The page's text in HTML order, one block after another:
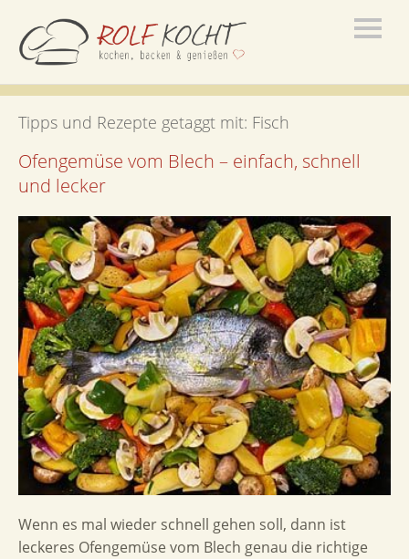
Tipps und Rezepte getaggt mit: Fisch
Ofengemüse vom Blech – einfach, schnell
und lecker
Wenn es mal wieder schnell gehen soll, dann ist
leckeres Ofengemüse vom Blech genau die richtige